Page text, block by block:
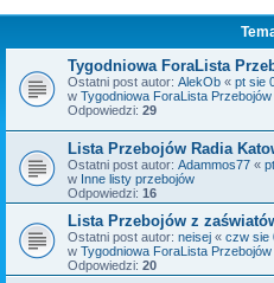
Tygodniowa ForaLista
Ostatni post autor: AlekOb « pt sie
w Tygodniowa ForaLista
Odpowiedzi: 29
Lista Przebojów Radia
Ostatni post autor: Adammos77 «
w Inne listy przebojów
Odpowiedzi: 16
Lista Przebojów z
Ostatni post autor: neisej « czw sie
w Tygodniowa ForaLista
Odpowiedzi: 20